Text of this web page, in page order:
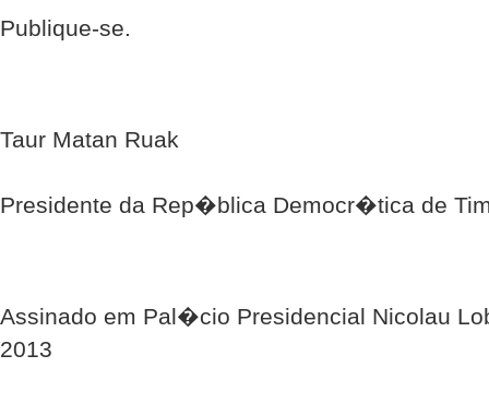
Publique-se.
Taur Matan Ruak
Presidente da Rep�blica Democr�tica de
Assinado em Pal�cio Presidencial Nicolau
2013